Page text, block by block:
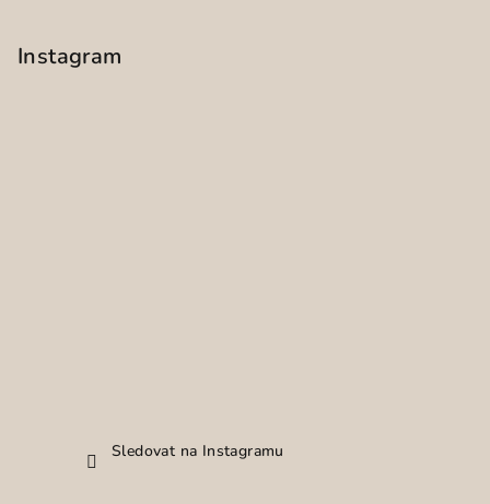
Instagram
Sledovat na Instagramu